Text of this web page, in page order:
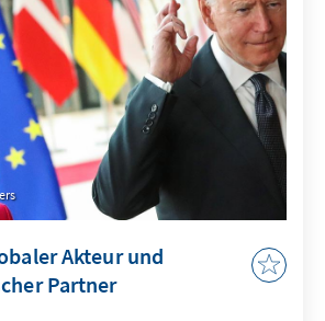
Akteur und
Partner